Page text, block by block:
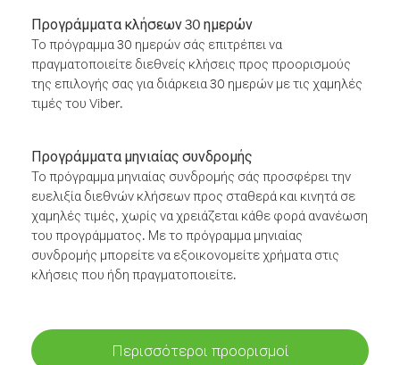
Προγράμματα κλήσεων 30 ημερών
Το πρόγραμμα 30 ημερών σάς επιτρέπει να
πραγματοποιείτε διεθνείς κλήσεις προς προορισμούς
της επιλογής σας για διάρκεια 30 ημερών με τις χαμηλές
τιμές του Viber.
Προγράμματα μηνιαίας συνδρομής
Το πρόγραμμα μηνιαίας συνδρομής σάς προσφέρει την
ευελιξία διεθνών κλήσεων προς σταθερά και κινητά σε
χαμηλές τιμές, χωρίς να χρειάζεται κάθε φορά ανανέωση
του προγράμματος. Με το πρόγραμμα μηνιαίας
συνδρομής μπορείτε να εξοικονομείτε χρήματα στις
κλήσεις που ήδη πραγματοποιείτε.
Περισσότεροι προορισμοί